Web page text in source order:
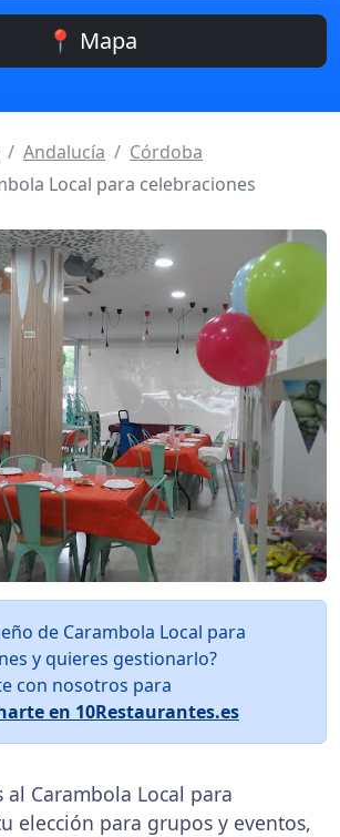
📍 Mapa
Andalucía
Córdoba
Local para celebraciones
de Carambola Local para
y quieres gestionarlo?
con nosotros para
en 10Restaurantes.es
al Carambola Local para
elección para grupos y eventos,